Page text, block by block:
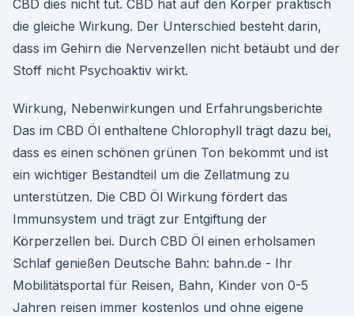
CBD dies nicht tut. CBD hat auf den Körper praktisch
die gleiche Wirkung. Der Unterschied besteht darin,
dass im Gehirn die Nervenzellen nicht betäubt und der
Stoff nicht Psychoaktiv wirkt.
Wirkung, Nebenwirkungen und Erfahrungsberichte
Das im CBD Öl enthaltene Chlorophyll trägt dazu bei,
dass es einen schönen grünen Ton bekommt und ist
ein wichtiger Bestandteil um die Zellatmung zu
unterstützen. Die CBD Öl Wirkung fördert das
Immunsystem und trägt zur Entgiftung der
Körperzellen bei. Durch CBD Öl einen erholsamen
Schlaf genießen Deutsche Bahn: bahn.de - Ihr
Mobilitätsportal für Reisen, Bahn, Kinder von 0-5
Jahren reisen immer kostenlos und ohne eigene